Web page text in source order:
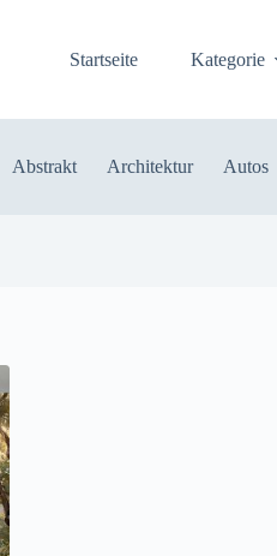
Startseite Kategorie
Abstrakt Architektur Autos